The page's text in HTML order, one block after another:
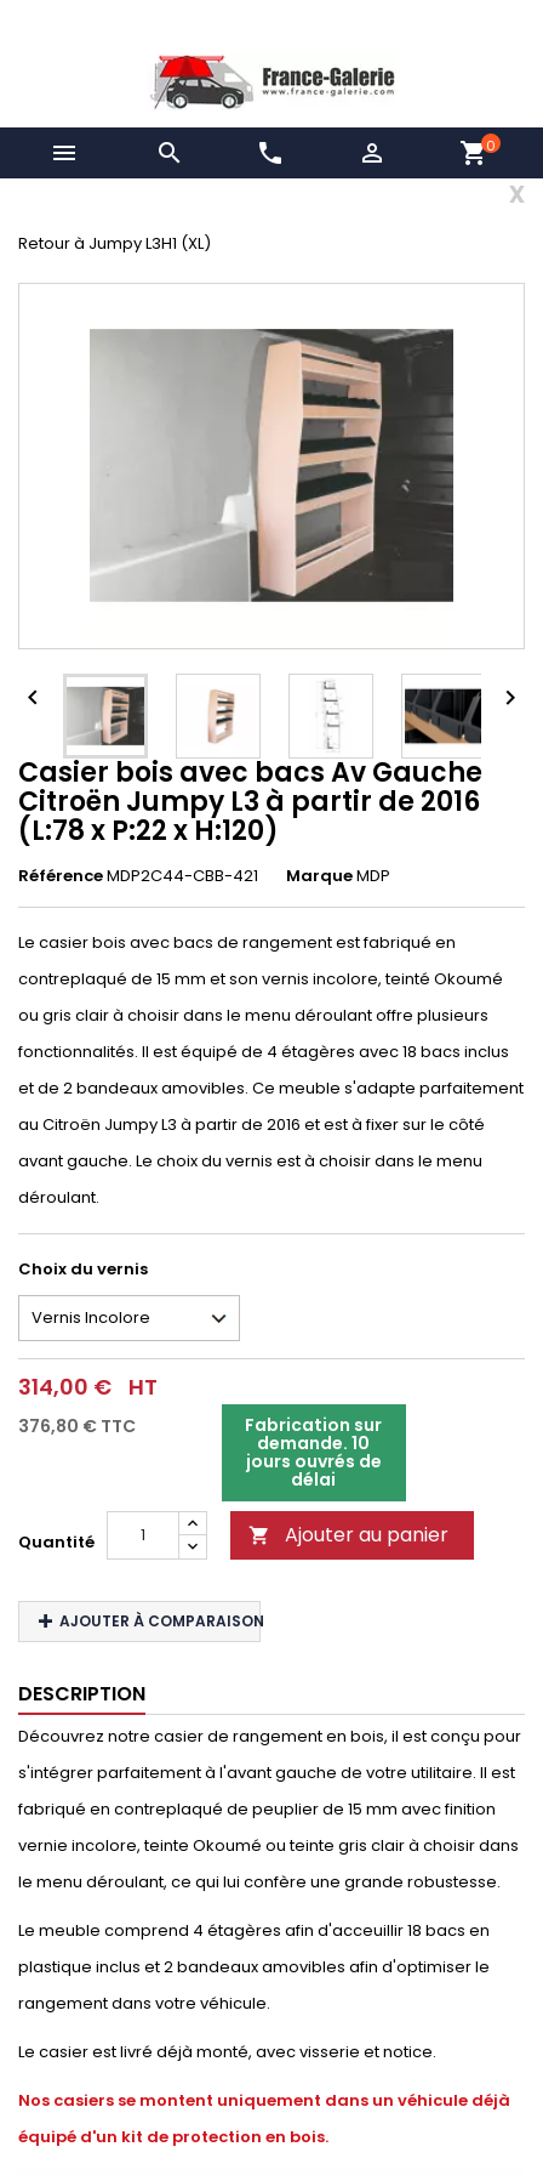
  phone  shopping_cart0
x
Retour à Jumpy L3H1 (XL)
 
Casier bois avec bacs Av Gauche
Citroën Jumpy L3 à partir de 2016
(L:78 x P:22 x H:120)
RéférenceMDP2C44-CBB-421 MarqueMDP
Le casier bois avec bacs de rangement est fabriqué en
contreplaqué de 15 mm et son vernis incolore, teinté Okoumé
ou gris clair à choisir dans le menu déroulant offre plusieurs
fonctionnalités. Il est équipé de 4 étagères avec 18 bacs inclus
et de 2 bandeaux amovibles. Ce meuble s'adapte parfaitement
au Citroën Jumpy L3 à partir de 2016 et est à fixer sur le côté
avant gauche. Le choix du vernis est à choisir dans le menu
déroulant.
Choix du vernis
314,00 € HT
376,80 € TTC Fabrication sur
demande. 10
jours ouvrés de
délai
Quantité  Ajouter au panier
AJOUTER À COMPARAISON
DESCRIPTION
Découvrez notre casier de rangement en bois, il est conçu pour
s'intégrer parfaitement à l'avant gauche de votre utilitaire. Il est
fabriqué en contreplaqué de peuplier de 15 mm avec finition
vernie incolore, teinte Okoumé ou teinte gris clair à choisir dans
le menu déroulant, ce qui lui confère une grande robustesse.
Le meuble comprend 4 étagères afin d'acceuillir 18 bacs en
plastique inclus et 2 bandeaux amovibles afin d'optimiser le
rangement dans votre véhicule.
Le casier est livré déjà monté, avec visserie et notice.
Nos casiers se montent uniquement dans un véhicule déjà
équipé d'un kit de protection en bois.